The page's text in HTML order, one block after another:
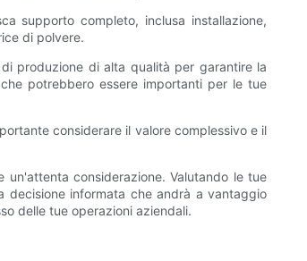
supporto completo, inclusa installazione,
di polvere.
produzione di alta qualità per garantire la
potrebbero essere importanti per le tue
considerare il valore complessivo e il
considerazione. Valutando le tue
decisione informata che andrà a vantaggio
delle tue operazioni aziendali.